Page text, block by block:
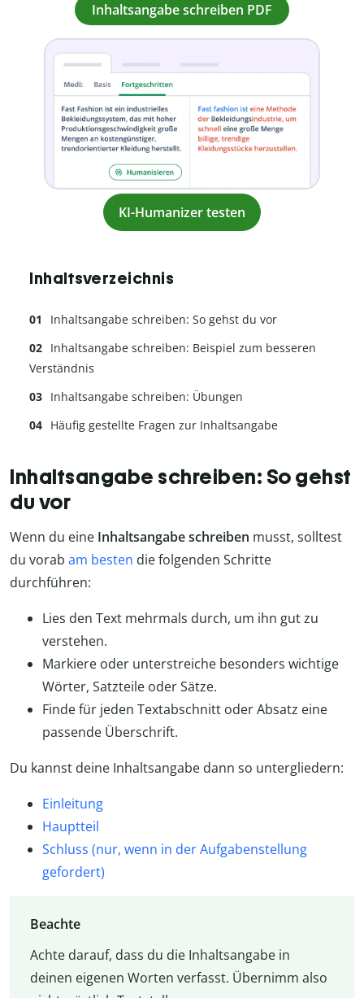
Inhaltsangabe schreiben PDF
KI-Humanizer testen
Inhaltsverzeichnis
Inhaltsangabe schreiben: So gehst du vor
Inhaltsangabe schreiben: Beispiel zum besseren
Verständnis
Inhaltsangabe schreiben: Übungen
Häufig gestellte Fragen zur Inhaltsangabe
Inhaltsangabe schreiben: So gehst
du vor
Wenn du eine Inhaltsangabe schreiben musst, solltest
du vorab am besten die folgenden Schritte
durchführen:
Lies den Text mehrmals durch, um ihn gut zu
verstehen.
Markiere oder unterstreiche besonders wichtige
Wörter, Satzteile oder Sätze.
Finde für jeden Textabschnitt oder Absatz eine
passende Überschrift.
Du kannst deine Inhaltsangabe dann so untergliedern:
Einleitung
Hauptteil
Schluss (nur, wenn in der Aufgabenstellung
gefordert)
Beachte
Achte darauf, dass du die Inhaltsangabe in
deinen eigenen Worten verfasst. Übernimm also